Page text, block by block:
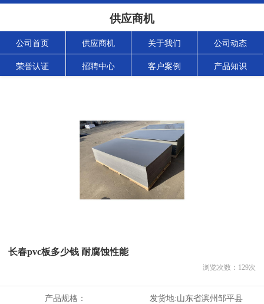
供应商机
公司首页 供应商机 关于我们 公司动态
荣誉认证 招聘中心 客户案例 产品知识
长春pvc板多少钱 耐腐蚀性能
浏览次数： 129次
产品规格： 发货地:山东省滨州邹平县